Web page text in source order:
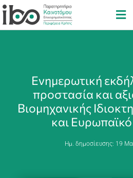
Ενημερωτική
προστασία και
Βιομηχανικής
και
Ημ. δημοσίευσης: 19